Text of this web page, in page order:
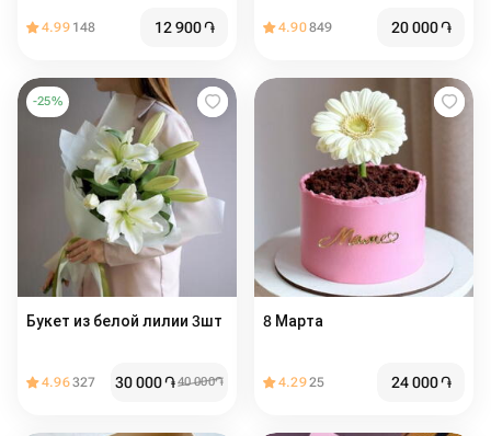
4.99 148 12 900֏ 4.90849 20 000֏
-25%
Букет из белой лилии 3шт
4.96327 30 000֏40 000֏
8 Марта
4.2925 24 000֏